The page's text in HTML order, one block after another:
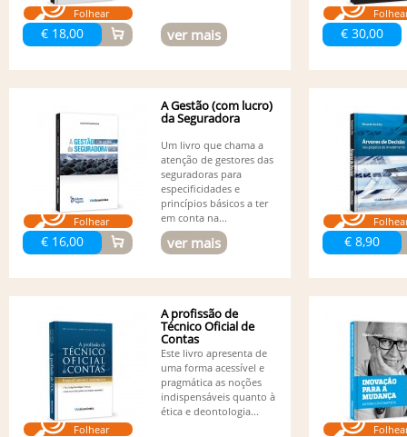
Folhear
€ 18,00 ver mais € 30,00
Folhear
€ 16,00
A Gestão (com lucro)
da Seguradora
Um livro que chama a
atenção de gestores das
seguradoras para
especificidades e
princípios básicos a ter
em conta na...
ver mais € 8,90
Folhear
A profissão de
Técnico Oficial de
Contas
Este livro apresenta de
uma forma acessível e
pragmática as noções
indispensáveis quanto à
ética e deontologia...